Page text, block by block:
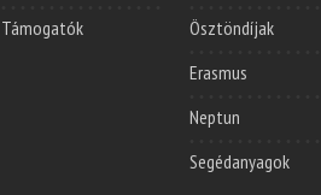
Támogatók
Ösztöndíjak
Erasmus
Neptun
Segédanyagok